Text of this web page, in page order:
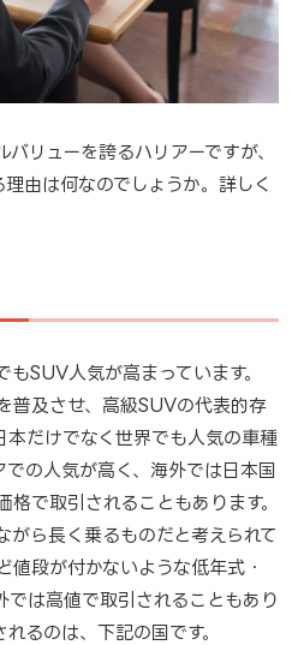
リューを誇るハリアーですが、
由は何なのでしょうか。詳しく
SUV人気が高まっています。
普及させ、高級SUVの代表的存
本だけでなく世界でも人気の車種
での人気が高く、海外では日本国
で取引されることもあります。
がら長く乗るものだと考えられて
値段が付かないような低年式・
では高値で取引されることもあり
るのは、下記の国です。